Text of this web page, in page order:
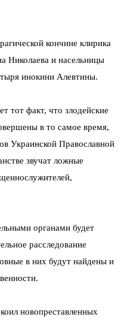
кончине клирика
Николаева и насельницы
инокини Алевтины.
тот факт, что злодейские
в то самое время,
Украинской Православной
звучат ложные
органами будет
расследование
в них будут найдены и
новопреставленных